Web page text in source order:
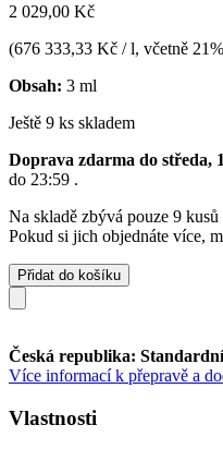
2 029,00 Kč
(676 333,33 Kč / l, včetně
Obsah: 3 ml
Ještě 9 ks skladem
Doprava zdarma do středa,
do 23:59 .
Na skladě zbývá pouze 9
Pokud si jich objednáte více,
Přidat do košíku
Česká republika:
Více informací k přepravě a
Vlastnosti